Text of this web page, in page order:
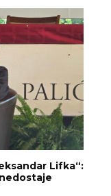
Lifka“: